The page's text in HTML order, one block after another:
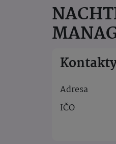
Adresa
IČO